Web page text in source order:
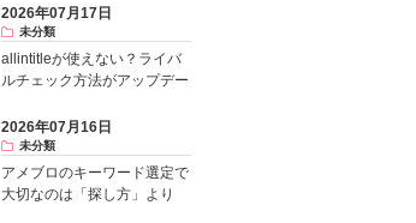
2026年07月17日
未分類
allintitleが使えない？ライバ
ルチェック方法がアップデー
2026年07月16日
未分類
アメブロのキーワード選定で
大切なのは「探し方」より